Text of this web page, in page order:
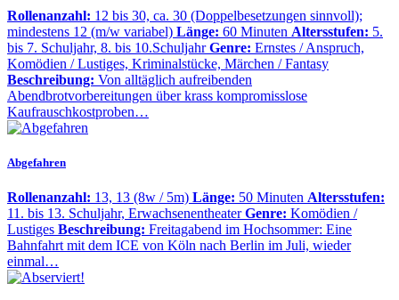
Rollenanzahl: 12 bis 30, ca. 30 (Doppelbesetzungen sinnvoll);
mindestens 12 (m/w variabel) Länge: 60 Minuten Altersstufen: 5.
bis 7. Schuljahr, 8. bis 10.Schuljahr Genre: Ernstes / Anspruch,
Komödien / Lustiges, Kriminalstücke, Märchen / Fantasy
Beschreibung: Von alltäglich aufreibenden
Abendbrotvorbereitungen über krass kompromisslose
Kaufrauschkostproben…
Abgefahren
Rollenanzahl: 13, 13 (8w / 5m) Länge: 50 Minuten Altersstufen:
11. bis 13. Schuljahr, Erwachsenentheater Genre: Komödien /
Lustiges Beschreibung: Freitagabend im Hochsommer: Eine
Bahnfahrt mit dem ICE von Köln nach Berlin im Juli, wieder
einmal…